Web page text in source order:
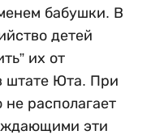
бабушки. В
детей
их от
штате Юта. При
не располагает
эти